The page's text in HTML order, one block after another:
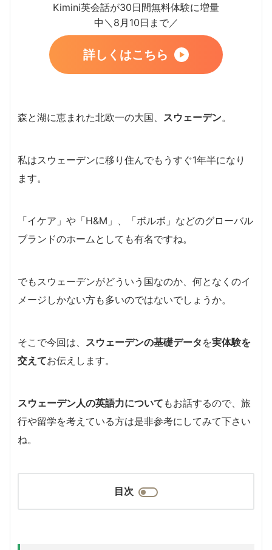
Kimini英会話が30日間無料体験に増量
中＼8月10日まで／
詳しくはこちら
森と湖に恵まれた北欧一の大国、 スウェーデン。
私はスウェーデンに移り住んでもうすぐ1年半になり
ます。
「イケア」や「H&M」、「ボルボ」などのグローバル
ブランドのホームとしても有名ですね。
でもスウェーデンがどういう国なのか、何となくのイ
メージしかない方も多いのではないでしょうか。
そこで今回は、 スウェーデンの基礎データ を実体験を
交えてお伝えします。
スウェーデン人の英語力について もお話するので、旅
行や留学を考えている方は是非参考にしてみて下さい
ね。
目次